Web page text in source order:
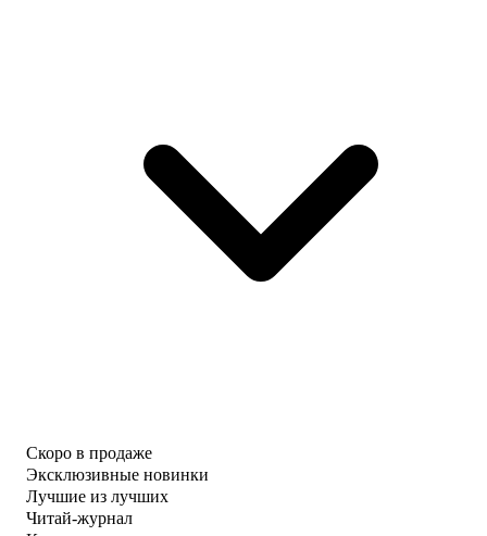
Скоро в продаже
Эксклюзивные новинки
Лучшие из лучших
Читай-журнал